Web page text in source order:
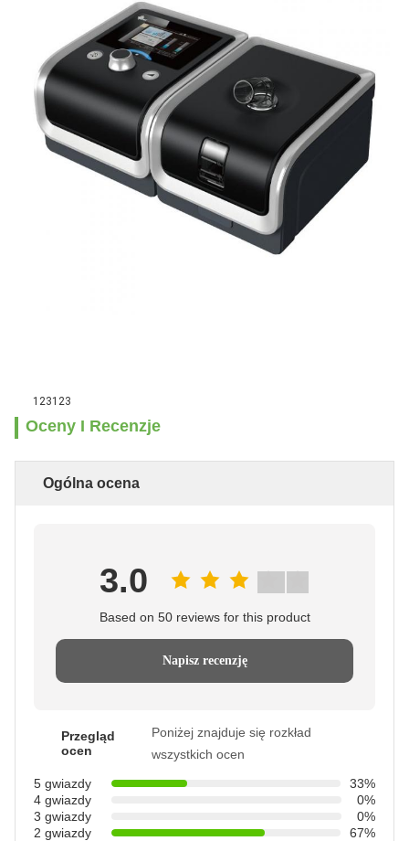
123123
Oceny I Recenzje
Ogólna ocena
3.0
Based on 50 reviews for this product
Napisz recenzję
Przegląd
ocen
Poniżej znajduje się rozkład
wszystkich ocen
5 gwiazdy
33%
4 gwiazdy
0%
3 gwiazdy
0%
2 gwiazdy
67%